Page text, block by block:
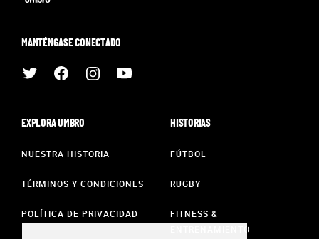
MANTÉNGASE CONECTADO
EXPLORA UMBRO
NUESTRA HISTORIA
TÉRMINOS Y CONDICIONES
POLÍTICA DE PRIVACIDAD
HISTORIAS
FÚTBOL
RUGBY
FITNESS &
ENTRENAMIENTO